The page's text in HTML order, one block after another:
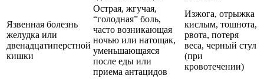
Язвенная болезнь
желудка или
двенадцатиперстной
кишки
Острая, жгучая,
“голодная” боль,
часто возникающая
ночью или натощак,
уменьшающаяся
после еды или
приема антацидов
Изжога, отрыжка
кислым, тошнота,
рвота, потеря
веса, черный стул
(при
кровотечении)